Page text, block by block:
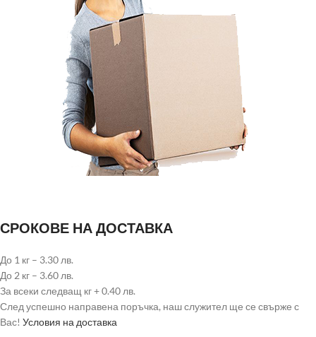
СРОКОВЕ НА ДОСТАВКА
До 1 кг – 3.30 лв.
До 2 кг – 3.60 лв.
За всеки следващ кг + 0.40 лв.
След успешно направена поръчка, наш служител ще се свърже с
Вас! Условия на доставка